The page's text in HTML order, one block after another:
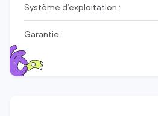
Système d’exploitation :
Garantie :